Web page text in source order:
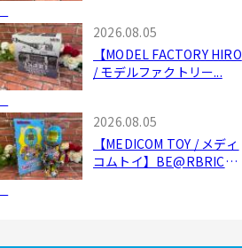
2026.08.05
【MODEL FACTORY HIRO
/ モデルファクトリー...
2026.08.05
【MEDICOM TOY / メディ
コムトイ】BE@RBRICK